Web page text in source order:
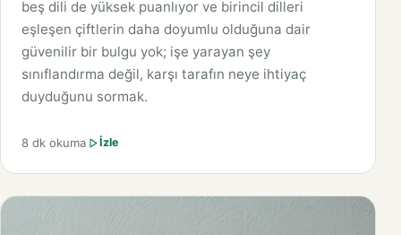
beş dili de yüksek puanlıyor ve birincil dilleri
eşleşen çiftlerin daha doyumlu olduğuna dair
güvenilir bir bulgu yok; işe yarayan şey
sınıflandırma değil, karşı tarafın neye ihtiyaç
duyduğunu sormak.
8 dk okuma İzle